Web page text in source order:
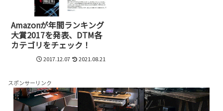
Amazonが年間ランキング
大賞2017を発表、DTM各
カテゴリをチェック！
2017.12.07 2021.08.21
スポンサーリンク